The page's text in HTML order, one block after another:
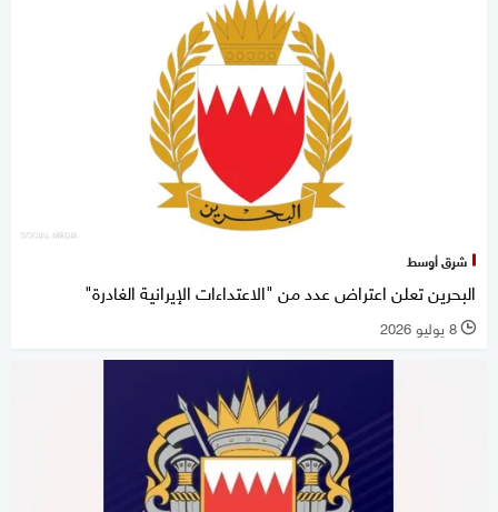
شرق أوسط
البحرين تعلن اعتراض عدد من "الاعتداءات الإيرانية الغادرة"
l 8 يوليو 2026